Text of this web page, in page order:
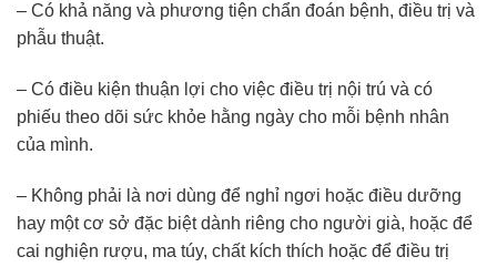
– Có khả năng và phương tiện chẩn đoán bệnh, điều trị và
phẫu thuật.
– Có điều kiện thuận lợi cho việc điều trị nội trú và có
phiếu theo dõi sức khỏe hằng ngày cho mỗi bệnh nhân
của mình.
– Không phải là nơi dùng để nghỉ ngơi hoặc điều dưỡng
hay một cơ sở đặc biệt dành riêng cho người già, hoặc để
cai nghiện rượu, ma túy, chất kích thích hoặc để điều trị